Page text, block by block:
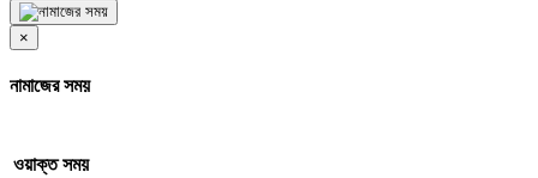
×
নামাজের সময়
ওয়াক্ত সময়